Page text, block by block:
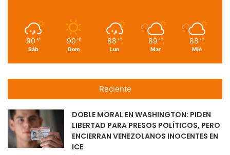
90 ℉
Sáb
90 ℉
Dom
88 ℉
Lun
89 ℉
Mar
88 ℉
Mié
Reciente
DOBLE MORAL EN WASHINGTON: PIDEN
LIBERTAD PARA PRESOS POLÍTICOS, PERO
ENCIERRAN VENEZOLANOS INOCENTES EN
ICE